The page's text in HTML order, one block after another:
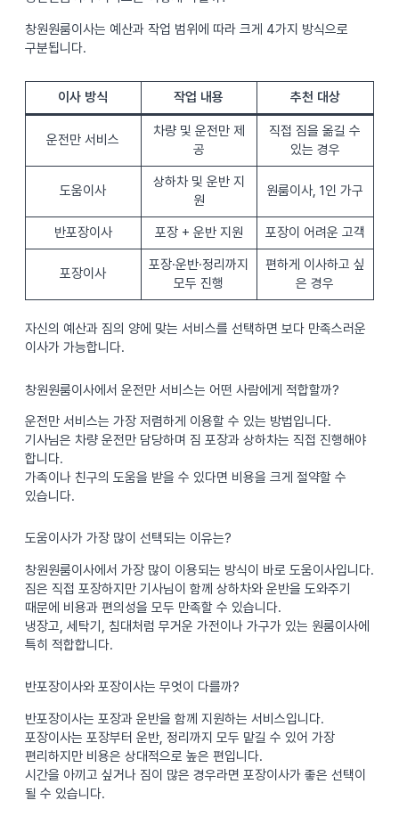
창원원룸이사는 예산과 작업 범위에 따라 크게 4가지 방식으로
구분됩니다.
이사 방식 작업 내용 추천 대상
운전만 서비스
차량 및 운전만 제
공
직접 짐을 옮길 수
있는 경우
도움이사
상하차 및 운반 지
원
원룸이사, 1인 가구
반포장이사 포장 + 운반 지원 포장이 어려운 고객
포장이사
포장·운반·정리까지
모두 진행
편하게 이사하고 싶
은 경우
자신의 예산과 짐의 양에 맞는 서비스를 선택하면 보다 만족스러운
이사가 가능합니다.
창원원룸이사에서 운전만 서비스는 어떤 사람에게 적합할까?
운전만 서비스는 가장 저렴하게 이용할 수 있는 방법입니다.
기사님은 차량 운전만 담당하며 짐 포장과 상하차는 직접 진행해야
합니다.
가족이나 친구의 도움을 받을 수 있다면 비용을 크게 절약할 수
있습니다.
도움이사가 가장 많이 선택되는 이유는?
창원원룸이사에서 가장 많이 이용되는 방식이 바로 도움이사입니다.
짐은 직접 포장하지만 기사님이 함께 상하차와 운반을 도와주기
때문에 비용과 편의성을 모두 만족할 수 있습니다.
냉장고, 세탁기, 침대처럼 무거운 가전이나 가구가 있는 원룸이사에
특히 적합합니다.
반포장이사와 포장이사는 무엇이 다를까?
반포장이사는 포장과 운반을 함께 지원하는 서비스입니다.
포장이사는 포장부터 운반, 정리까지 모두 맡길 수 있어 가장
편리하지만 비용은 상대적으로 높은 편입니다.
시간을 아끼고 싶거나 짐이 많은 경우라면 포장이사가 좋은 선택이
될 수 있습니다.